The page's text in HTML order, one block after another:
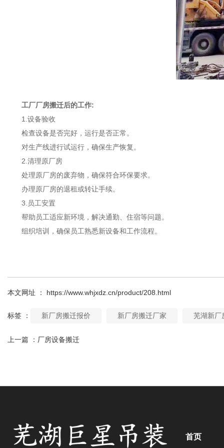
工厂厂房搬迁后的工作:
1.设备验收
检查设备是否完好，运行是否正常。
对生产线进行试运行，确保生产恢复。
2.清理原厂房
处理原厂房的废弃物，确保符合环保要求。
办理原厂房的退租或转让手续。
3.员工安置
帮助员工适应新环境，解决通勤、住宿等问题。
组织培训，确保员工熟悉新设备和工作流程。
本文网址 ： https://www.whjxdz.cn/product/208.html
标签 ： 新厂房搬迁报价 新厂房搬迁厂家 芜湖新厂
上一篇 ： 厂房设备搬迁
首页